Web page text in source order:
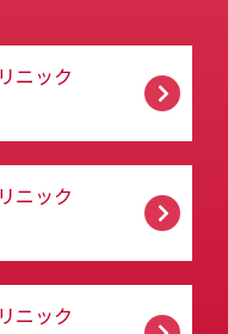
ニック
ニック
ニック